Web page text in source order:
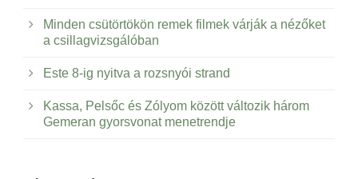
Minden csütörtökön remek filmek várják a nézőket
a csillagvizsgálóban
Este 8-ig nyitva a rozsnyói strand
Kassa, Pelsőc és Zólyom között változik három
Gemeran gyorsvonat menetrendje